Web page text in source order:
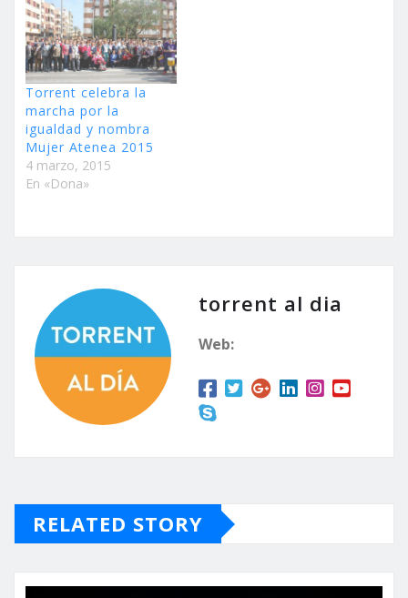
Torrent celebra la
marcha por la
igualdad y nombra
Mujer Atenea 2015
4 marzo, 2015
En «Dona»
torrent al dia
Web:
RELATED STORY